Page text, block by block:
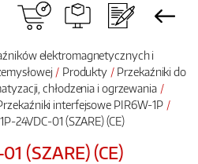
elektromagnetycznych i
Produkty
Przekaźniki do
chłodzenia i ogrzewania
interfejsowe PIR6W-1P
24VDC-01 (SZARE) (CE)
(SZARE) (CE)